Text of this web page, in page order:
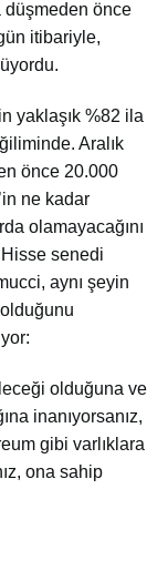
düşmeden önce
itibariyle,
yaklaşık %82 ila
Aralık
önce 20.000
ne kadar
olamayacağını
senedi
aynı şeyin
olduğuna ve
inanıyorsanız,
gibi varlıklara
ona sahip